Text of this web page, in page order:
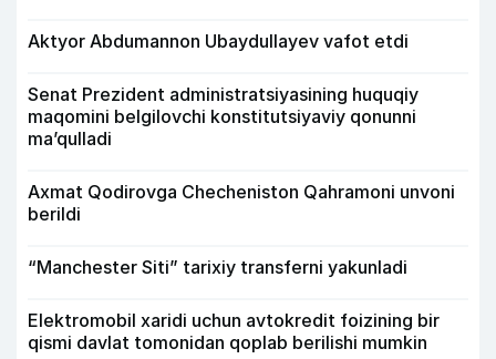
Aktyor Abdu­mannon Ubaydullayev vafot etdi
Senat Prezident administratsiyasining huquqiy
maqomini belgilovchi konstitutsiyaviy qonunni
ma’qulladi
Axmat Qodirovga Checheniston Qahramoni unvoni
berildi
“Manchester Siti” tarixiy transferni yakunladi
Elektromobil xaridi uchun avtokredit foizining bir
qismi davlat tomonidan qoplab berilishi mumkin